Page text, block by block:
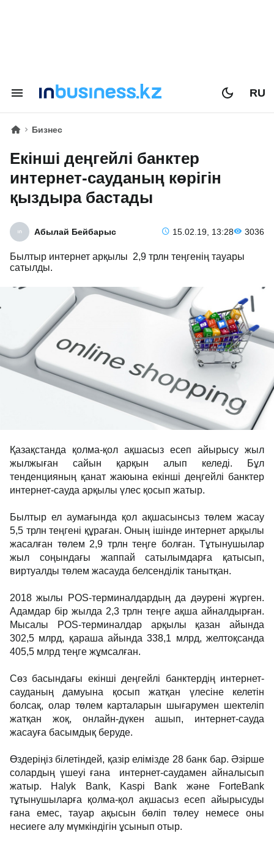
RU
Бизнес
Екінші деңгейлі банктер
интернет-сауданың көрігін
қыздыра бастады
Абылай Бейбарыс 15.02.19, 13:28 3036
Былтыр интернет арқылы 2,9 трлн теңгенің тауары
сатылды.
Қазақстанда қолма-қол ақшасыз есеп айырысу жыл
жылжыған сайын қарқын алып келеді. Бұл
тенденцияның қанат жаюына екінші деңгейлі банктер
интернет-сауда арқылы үлес қосып жатыр.
Былтыр ел аумағында қол ақшасынсыз төлем жасау
5,5 трлн теңгені құраған. Оның ішінде интернет арқылы
жасалған төлем 2,9 трлн теңге болған. Тұтынушылар
жыл соңындағы жаппай сатылымдарға қатысып,
виртуалды төлем жасауда белсенділік танытқан.
2018 жылы POS-терминалдардың да дәурені жүрген.
Адамдар бір жылда 2,3 трлн теңге ақша айналдырған.
Мысалы POS-терминалдар арқылы қазан айында
302,5 млрд, қараша айында 338,1 млрд, желтоқсанда
405,5 млрд теңге жұмсалған.
Сөз басындағы екінші деңгейлі банктердің интернет-
сауданың дамуына қосып жатқан үлесіне келетін
болсақ, олар төлем карталарын шығарумен шектеліп
жатқан жоқ, онлайн-дүкен ашып, интернет-сауда
жасауға басымдық беруде.
Өздеріңіз білетіндей, қазір елімізде 28 банк бар. Әзірше
солардың үшеуі ғана интернет-саудамен айналысып
жатыр. Halyk Bank, Kaspi Bank және ForteBank
тұтынушыларға қолма-қол ақшасыз есеп айырысуды
ғана емес, тауар ақысын бөліп төлеу немесе оны
несиеге алу мүмкіндігін ұсынып отыр.